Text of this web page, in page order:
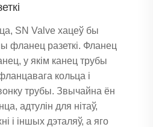
SN Valve хацеў бы
фланец разеткі. Фланец
у якім канец трубы
кольца і
трубы. Звычайна ён
адтулін для нітаў,
і іншых дэталяў, а яго